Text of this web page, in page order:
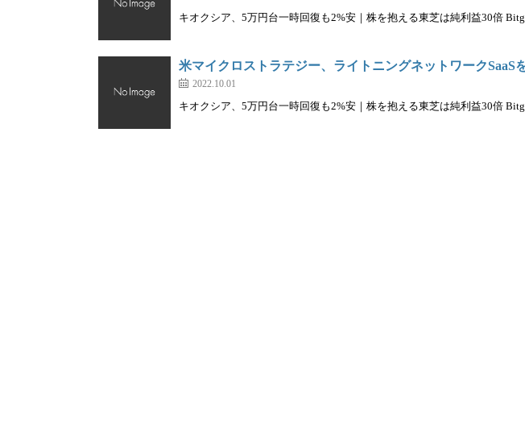
キオクシア、5万円台一時回復も2%安｜株を抱える東芝は純利益30倍
米マイクロストラテジー、ライトニングネットワークSaaS
2022.10.01
キオクシア、5万円台一時回復も2%安｜株を抱える東芝は純利益30倍